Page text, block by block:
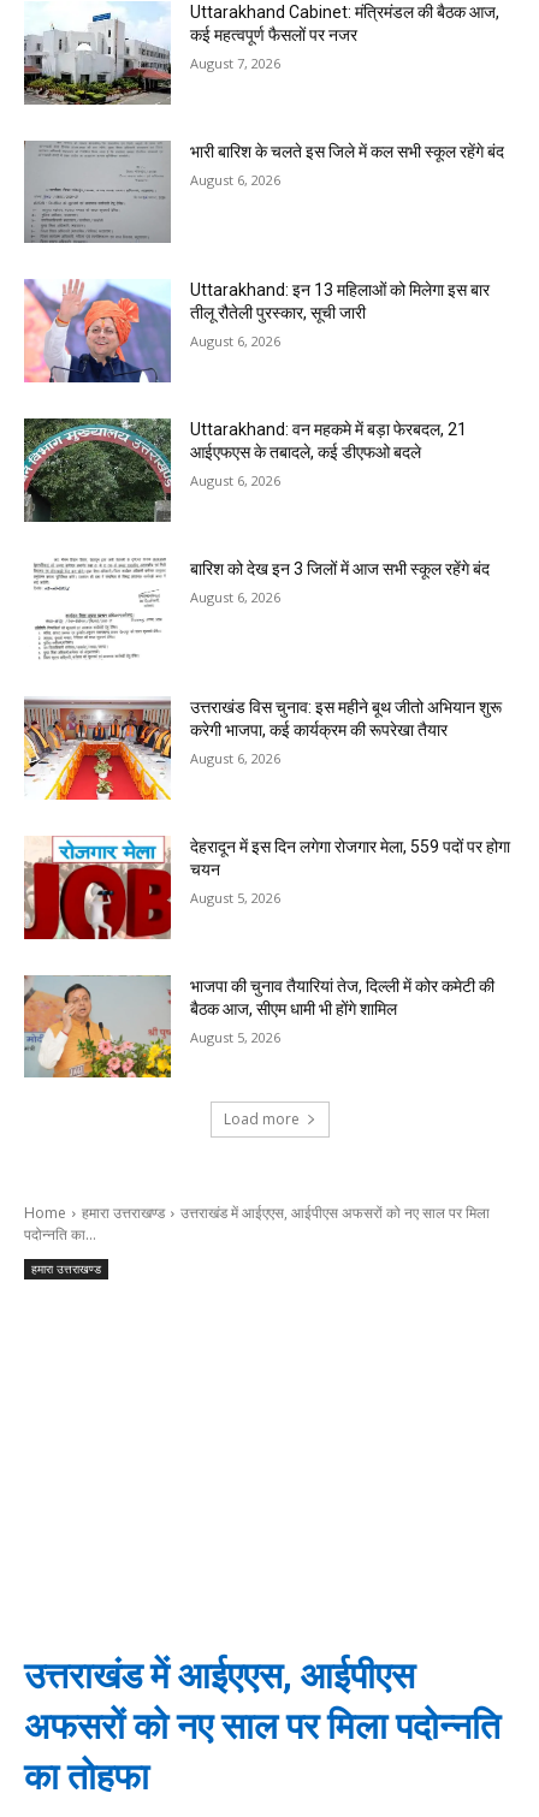
Uttarakhand Cabinet: मंत्रिमंडल की बैठक आज,
कई महत्वपूर्ण फैसलों पर नजर
August 7, 2026
भारी बारिश के चलते इस जिले में कल सभी स्कूल रहेंगे बंद
August 6, 2026
Uttarakhand: इन 13 महिलाओं को मिलेगा इस बार
तीलू रौतेली पुरस्कार, सूची जारी
August 6, 2026
Uttarakhand: वन महकमे में बड़ा फेरबदल, 21
आईएफएस के तबादले, कई डीएफओ बदले
August 6, 2026
बारिश को देख इन 3 जिलों में आज सभी स्कूल रहेंगे बंद
August 6, 2026
उत्तराखंड विस चुनाव: इस महीने बूथ जीतो अभियान शुरू
करेगी भाजपा, कई कार्यक्रम की रूपरेखा तैयार
August 6, 2026
देहरादून में इस दिन लगेगा रोजगार मेला, 559 पदों पर होगा
चयन
August 5, 2026
भाजपा की चुनाव तैयारियां तेज, दिल्ली में कोर कमेटी की
बैठक आज, सीएम धामी भी होंगे शामिल
August 5, 2026
Load more